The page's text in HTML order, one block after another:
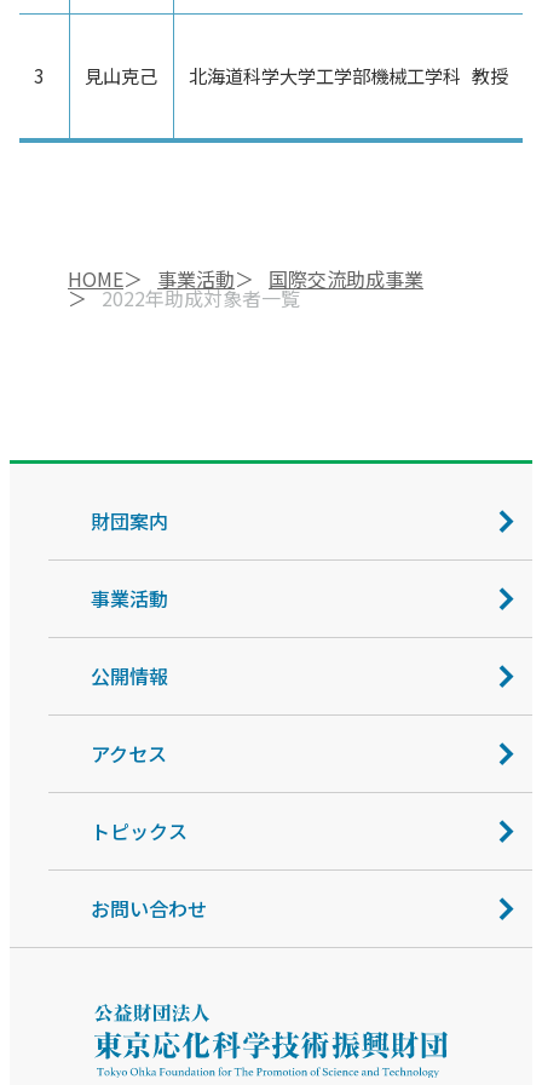
3 見山克己 北海道科学大学工学部機械工学科 教授
HOME 事業活動 国際交流助成事業
2022年助成対象者一覧
財団案内
事業活動
公開情報
アクセス
トピックス
お問い合わせ